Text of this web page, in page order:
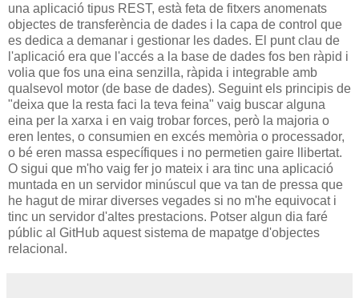
una aplicació tipus REST, està feta de fitxers anomenats
objectes de transferència de dades i la capa de control que
es dedica a demanar i gestionar les dades. El punt clau de
l'aplicació era que l'accés a la base de dades fos ben ràpid i
volia que fos una eina senzilla, ràpida i integrable amb
qualsevol motor (de base de dades). Seguint els principis de
"deixa que la resta faci la teva feina" vaig buscar alguna
eina per la xarxa i en vaig trobar forces, però la majoria o
eren lentes, o consumien en excés memòria o processador,
o bé eren massa específiques i no permetien gaire llibertat.
O sigui que m'ho vaig fer jo mateix i ara tinc una aplicació
muntada en un servidor minúscul que va tan de pressa que
he hagut de mirar diverses vegades si no m'he equivocat i
tinc un servidor d'altes prestacions. Potser algun dia faré
públic al GitHub aquest sistema de mapatge d'objectes
relacional.